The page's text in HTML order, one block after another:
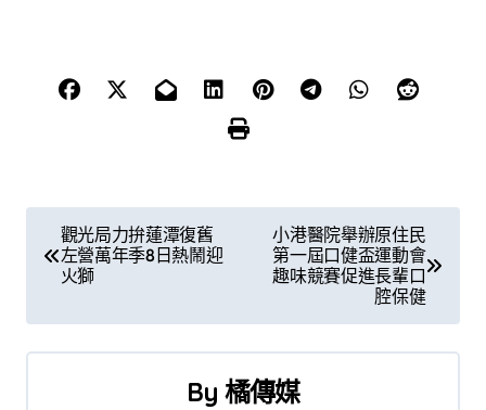
章
導
覽
觀光局力拚蓮潭復舊
左營萬年季8日熱鬧迎
火獅
小港醫院舉辦原住民
第一屆口健盃運動會
趣味競賽促進長輩口
腔保健
By 橘傳媒